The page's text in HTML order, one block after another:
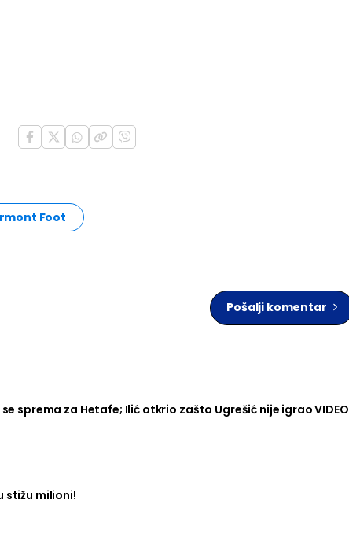
Foot
Pošalji komentar
sprema za Hetafe; Ilić otkrio zašto Ugrešić nije igrao VIDEO
stižu milioni!